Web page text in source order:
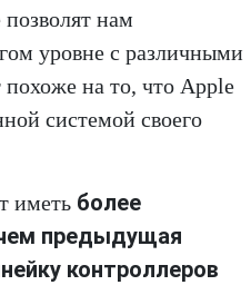
нам
уровне с различными
на то, что Apple
системой своего
иметь более
предыдущая
контроллеров